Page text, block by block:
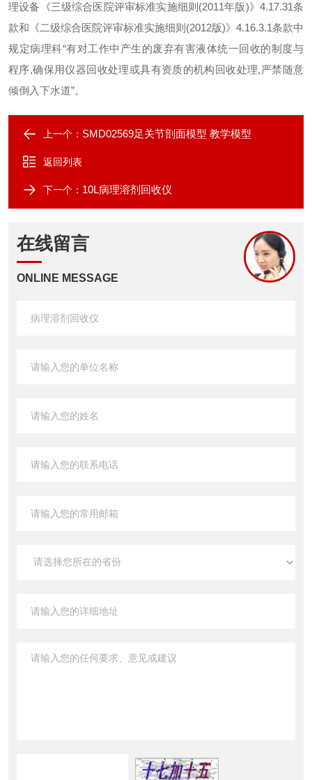
理设备 《三级综合医院评审标准实施细则(2011年版)》4.17.31条
款和《二级综合医院评审标准实施细则(2012版)》4.16.3.1条款中
规定病理科“有对工作中产生的废弃有害液体统一回收的制度与
程序,确保用仪器回收处理或具有资质的机构回收处理,严禁随意
倾倒入下水道”。
上一个： SMD02569足关节剖面模型 教学模型
返回列表
下一个： 10L病理溶剂回收仪
在线留言
ONLINE MESSAGE